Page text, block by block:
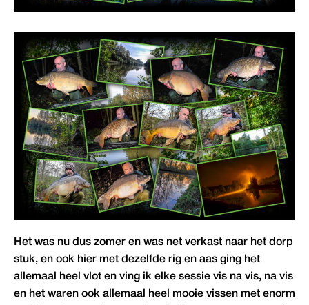
Het was nu dus zomer en was net verkast naar het dorp
stuk, en ook hier met dezelfde rig en aas ging het
allemaal heel vlot en ving ik elke sessie vis na vis, na vis
en het waren ook allemaal heel mooie vissen met enorm